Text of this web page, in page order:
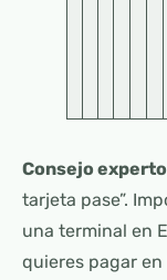
Consejo
tarjeta pase”.
una terminal en
quieres pagar en